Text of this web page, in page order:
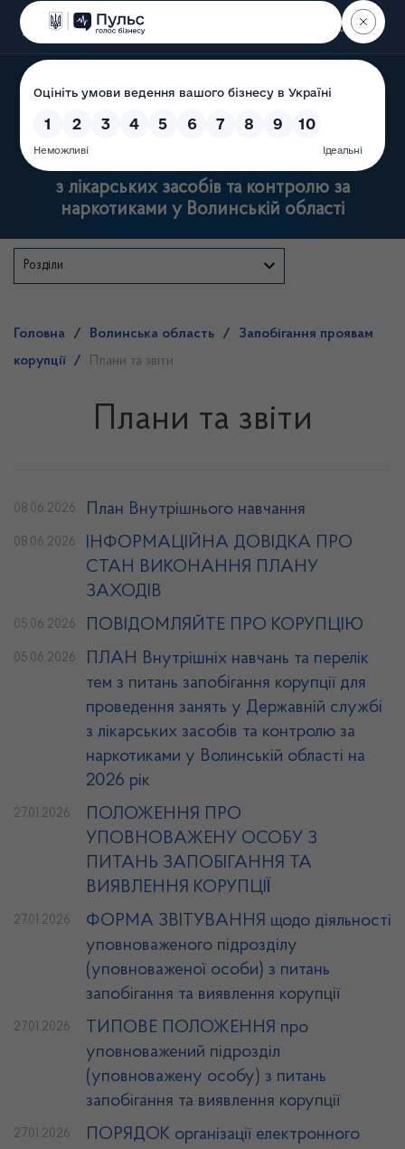
Пошук
з лікарських засобів та контролю за
наркотиками у Волинській області
Розділи
Головна / Волинська область /
Запобігання проявам
корупції
/ Плани та звіти
Плани та звіти
08.06.2026 План Внутрішнього навчання
08.06.2026
ІНФОРМАЦІЙНА ДОВІДКА ПРО
СТАН ВИКОНАННЯ ПЛАНУ
ЗАХОДІВ
05.06.2026 ПОВІДОМЛЯЙТЕ ПРО КОРУПЦІЮ
05.06.2026
ПЛАН Внутрішніх навчань та перелік
тем з питань запобігання корупції для
проведення занять у Державній службі
з лікарських засобів та контролю за
наркотиками у Волинській області на
2026 рік
27.01.2026
ПОЛОЖЕННЯ ПРО
УПОВНОВАЖЕНУ ОСОБУ З
ПИТАНЬ ЗАПОБІГАННЯ ТА
ВИЯВЛЕННЯ КОРУПЦІЇ
27.01.2026
ФОРМА ЗВІТУВАННЯ щодо діяльності
уповноваженого підрозділу
(уповноваженої особи) з питань
запобігання та виявлення корупції
27.01.2026
ТИПОВЕ ПОЛОЖЕННЯ про
уповноважений підрозділ
(уповноважену особу) з питань
запобігання та виявлення корупції
27.01.2026
ПОРЯДОК організації електронного